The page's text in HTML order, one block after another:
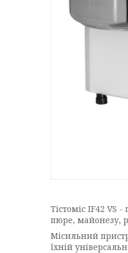
Тістоміс IF42 VS
пюре, майонезу,
Місильний
їхній